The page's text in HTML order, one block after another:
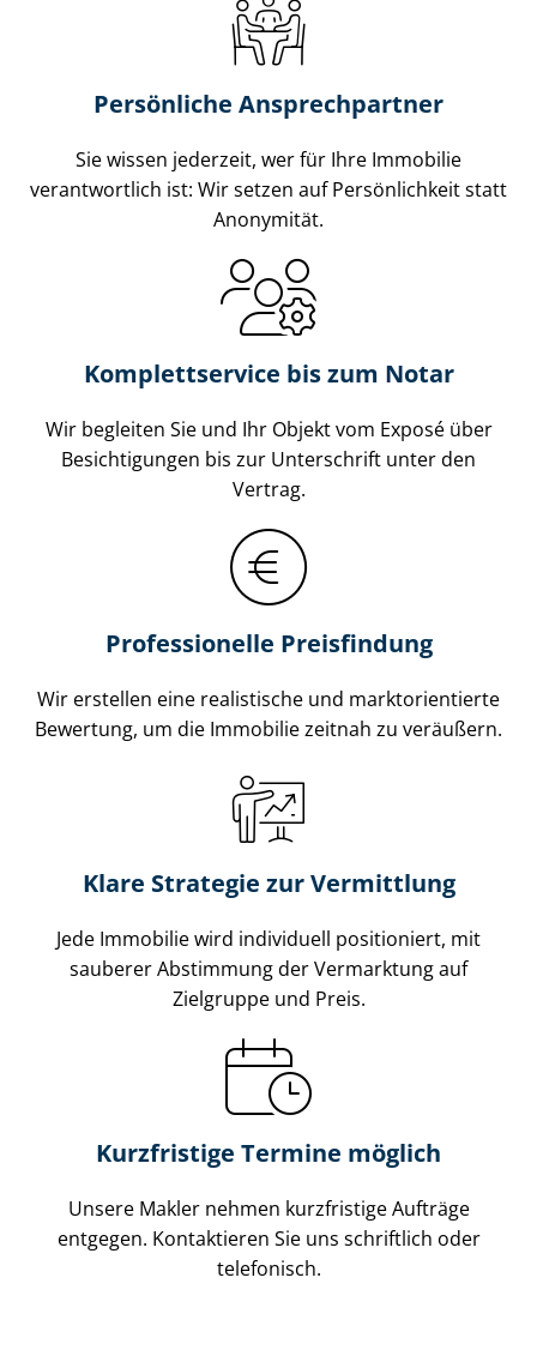
Persönliche Ansprechpartner
Sie wissen jederzeit, wer für Ihre Immobilie
verantwortlich ist: Wir setzen auf Persönlichkeit statt
Anonymität.
Komplettservice bis zum Notar
Wir begleiten Sie und Ihr Objekt vom Exposé über
Besichtigungen bis zur Unterschrift unter den
Vertrag.
Professionelle Preisfindung
Wir erstellen eine realistische und markt­ori­en­tier­te
Bewertung, um die Immobilie zeitnah zu veräußern.
Klare Strategie zur Vermittlung
Jede Immobilie wird individuell positioniert, mit
sauberer Abstimmung der Vermarktung auf
Zielgruppe und Preis.
Kurzfristige Termine möglich
Unsere Makler nehmen kurzfristige Aufträge
entgegen. Kontaktieren Sie uns schriftlich oder
telefonisch.